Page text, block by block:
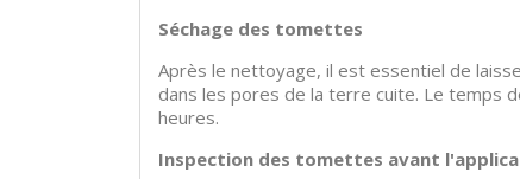
Séchage des tomettes
Après le nettoyage, il est essentiel de
dans les pores de la terre cuite. Le temps
heures.
Inspection des tomettes avant